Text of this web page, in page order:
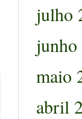
julho
maio
abril